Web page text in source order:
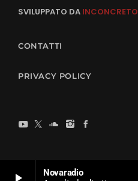
play_arrow
Novaradio
SVILUPPATO DA INCONCRETO
CONTATTI
PRIVACY POLICY